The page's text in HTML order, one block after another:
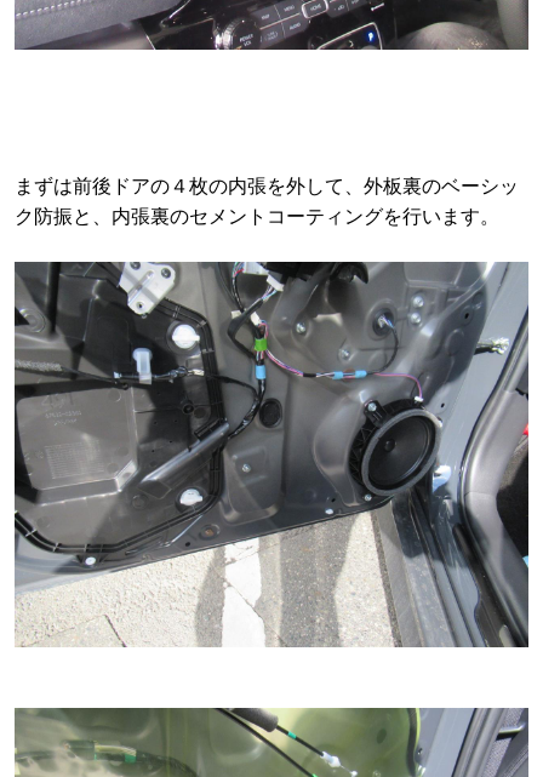
まずは前後ドアの４枚の内張を外して、外板裏のベーシッ
ク防振と、内張裏のセメントコーティングを行います。